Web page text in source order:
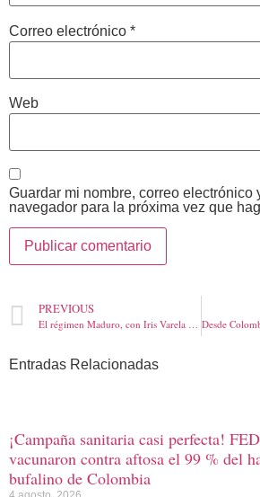
Correo electrónico *
Web
Guardar mi nombre, correo electrónico
navegador para la próxima vez que
PREVIOUS
El régimen Maduro, con Iris Varela habrían planificado, entrenado y ordenado a los Presos salir a masacrar al pueblo
Entradas Relacionadas
¡Campaña sanitaria casi perfecta!
vacunaron contra aftosa el 99 % del
bufalino de Colombia